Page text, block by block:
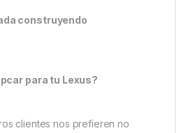
construyendo
para tu Lexus?
clientes nos prefieren no